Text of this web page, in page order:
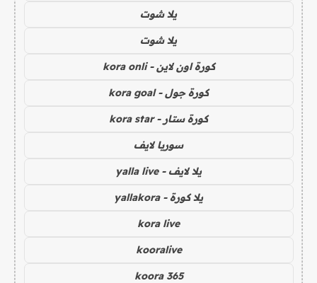
يلا شوت
يلا شوت
كورة اون لاين - kora onli
كورة جول - kora goal
كورة ستار - kora star
سوريا لايف
يلا لايف - yalla live
يلا كورة - yallakora
kora live
kooralive
koora 365